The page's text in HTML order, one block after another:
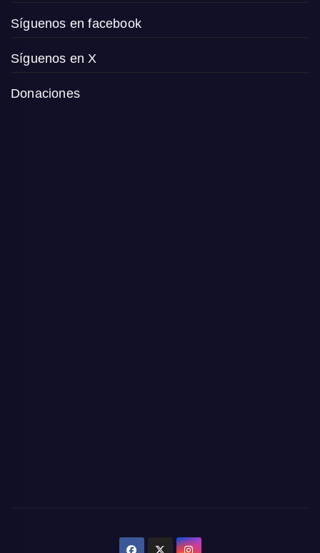
Síguenos en facebook
Síguenos en X
Donaciones